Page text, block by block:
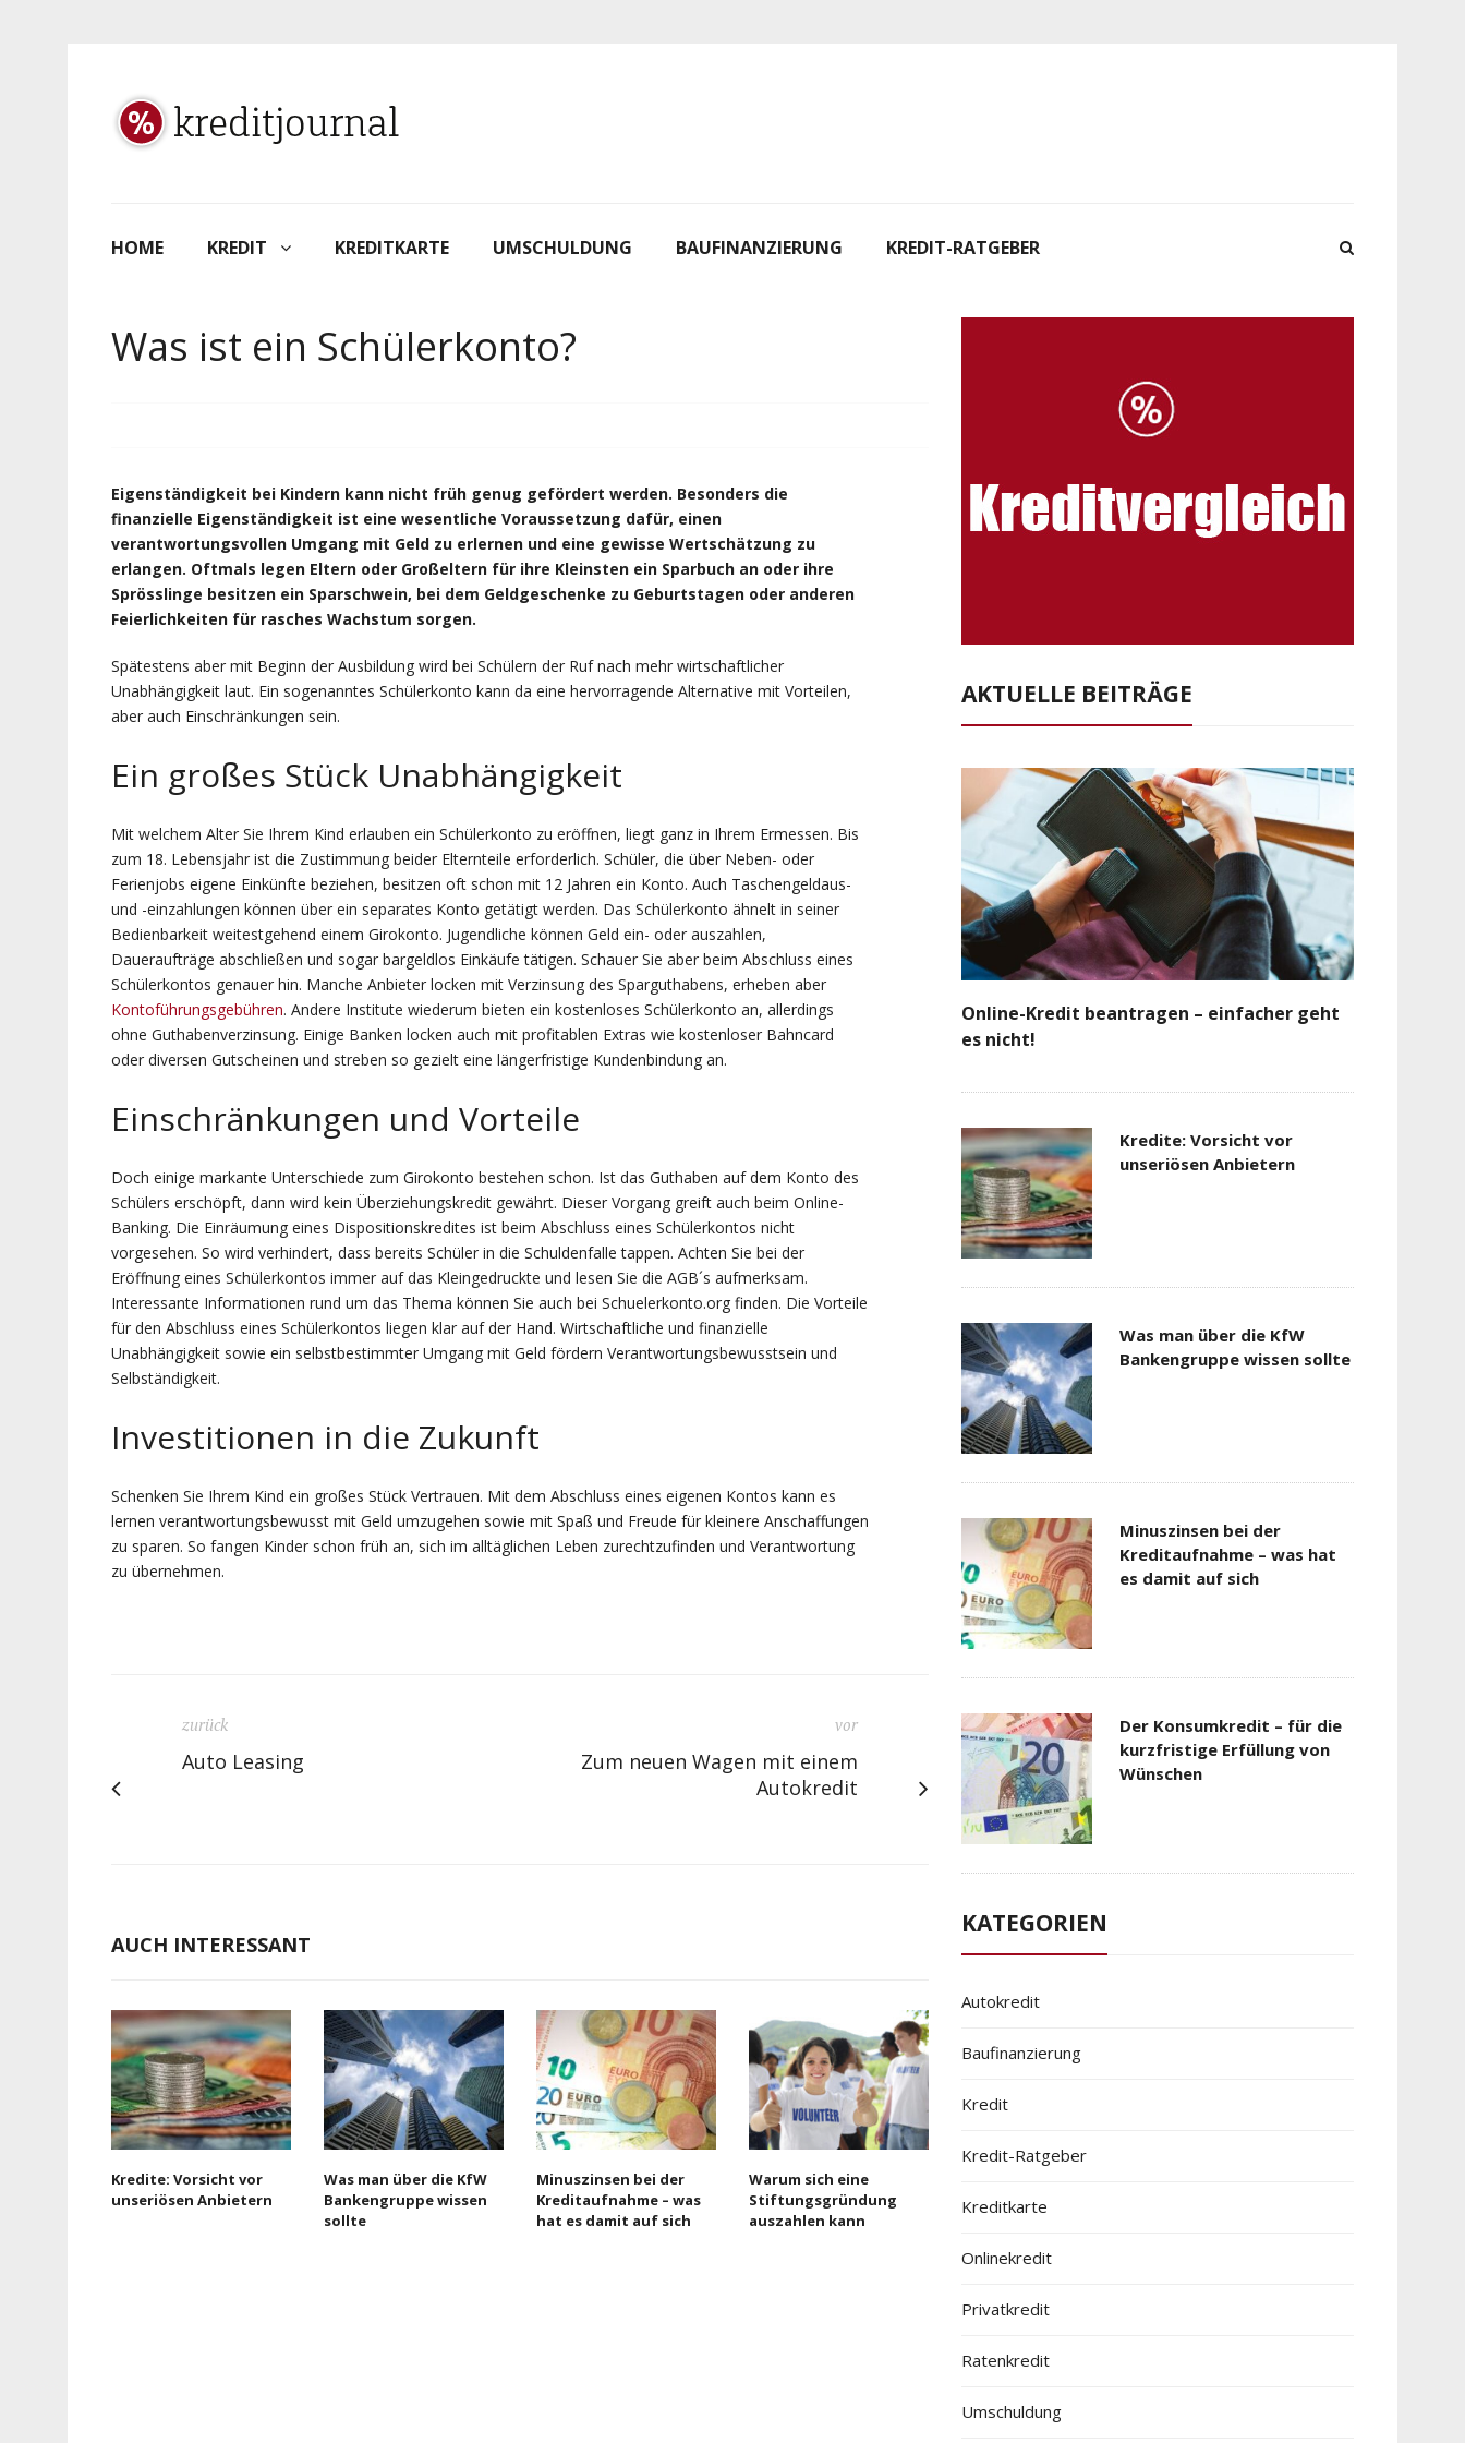
HOME KREDIT KREDITKARTE UMSCHULDUNG BAUFINANZIERUNG KREDIT-RATGEBER
Was ist ein Schülerkonto?
Eigenständigkeit bei Kindern kann nicht früh genug gefördert werden. Besonders die
finanzielle Eigenständigkeit ist eine wesentliche Voraussetzung dafür, einen
verantwortungsvollen Umgang mit Geld zu erlernen und eine gewisse Wertschätzung zu
erlangen. Oftmals legen Eltern oder Großeltern für ihre Kleinsten ein Sparbuch an oder ihre
Sprösslinge besitzen ein Sparschwein, bei dem Geldgeschenke zu Geburtstagen oder anderen
Feierlichkeiten für rasches Wachstum sorgen.
Spätestens aber mit Beginn der Ausbildung wird bei Schülern der Ruf nach mehr wirtschaftlicher
Unabhängigkeit laut. Ein sogenanntes Schülerkonto kann da eine hervorragende Alternative mit Vorteilen,
aber auch Einschränkungen sein.
Ein großes Stück Unabhängigkeit
Mit welchem Alter Sie Ihrem Kind erlauben ein Schülerkonto zu eröffnen, liegt ganz in Ihrem Ermessen. Bis
zum 18. Lebensjahr ist die Zustimmung beider Elternteile erforderlich. Schüler, die über Neben- oder
Ferienjobs eigene Einkünfte beziehen, besitzen oft schon mit 12 Jahren ein Konto. Auch Taschengeldaus-
und -einzahlungen können über ein separates Konto getätigt werden. Das Schülerkonto ähnelt in seiner
Bedienbarkeit weitestgehend einem Girokonto. Jugendliche können Geld ein- oder auszahlen,
Daueraufträge abschließen und sogar bargeldlos Einkäufe tätigen. Schauer Sie aber beim Abschluss eines
Schülerkontos genauer hin. Manche Anbieter locken mit Verzinsung des Sparguthabens, erheben aber
Kontoführungsgebühren. Andere Institute wiederum bieten ein kostenloses Schülerkonto an, allerdings
ohne Guthabenverzinsung. Einige Banken locken auch mit profitablen Extras wie kostenloser Bahncard
oder diversen Gutscheinen und streben so gezielt eine längerfristige Kundenbindung an.
Einschränkungen und Vorteile
Doch einige markante Unterschiede zum Girokonto bestehen schon. Ist das Guthaben auf dem Konto des
Schülers erschöpft, dann wird kein Überziehungskredit gewährt. Dieser Vorgang greift auch beim Online-
Banking. Die Einräumung eines Dispositionskredites ist beim Abschluss eines Schülerkontos nicht
vorgesehen. So wird verhindert, dass bereits Schüler in die Schuldenfalle tappen. Achten Sie bei der
Eröffnung eines Schülerkontos immer auf das Kleingedruckte und lesen Sie die AGB´s aufmerksam.
Interessante Informationen rund um das Thema können Sie auch bei Schuelerkonto.org finden. Die Vorteile
für den Abschluss eines Schülerkontos liegen klar auf der Hand. Wirtschaftliche und finanzielle
Unabhängigkeit sowie ein selbstbestimmter Umgang mit Geld fördern Verantwortungsbewusstsein und
Selbständigkeit.
Investitionen in die Zukunft
Schenken Sie Ihrem Kind ein großes Stück Vertrauen. Mit dem Abschluss eines eigenen Kontos kann es
lernen verantwortungsbewusst mit Geld umzugehen sowie mit Spaß und Freude für kleinere Anschaffungen
zu sparen. So fangen Kinder schon früh an, sich im alltäglichen Leben zurechtzufinden und Verantwortung
zu übernehmen.
zurück
Auto Leasing
vor
Zum neuen Wagen mit einem
Autokredit
AUCH INTERESSANT
Kredite: Vorsicht vor
unseriösen Anbietern
Was man über die KfW
Bankengruppe wissen
sollte
Minuszinsen bei der
Kreditaufnahme – was
hat es damit auf sich
Warum sich eine
Stiftungsgründung
auszahlen kann
AKTUELLE BEITRÄGE
Online-Kredit beantragen – einfacher geht
es nicht!
Kredite: Vorsicht vor
unseriösen Anbietern
Was man über die KfW
Bankengruppe wissen sollte
Minuszinsen bei der
Kreditaufnahme – was hat
es damit auf sich
Der Konsumkredit – für die
kurzfristige Erfüllung von
Wünschen
KATEGORIEN
Autokredit
Baufinanzierung
Kredit
Kredit-Ratgeber
Kreditkarte
Onlinekredit
Privatkredit
Ratenkredit
Umschuldung